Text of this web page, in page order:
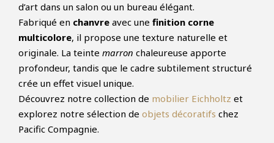
d’art dans un salon ou un bureau élégant.
Fabriqué en chanvre avec une finition corne
multicolore, il propose une texture naturelle et
originale. La teinte marron chaleureuse apporte
profondeur, tandis que le cadre subtilement structuré
crée un effet visuel unique.
Découvrez notre collection de mobilier Eichholtz et
explorez notre sélection de objets décoratifs chez
Pacific Compagnie.